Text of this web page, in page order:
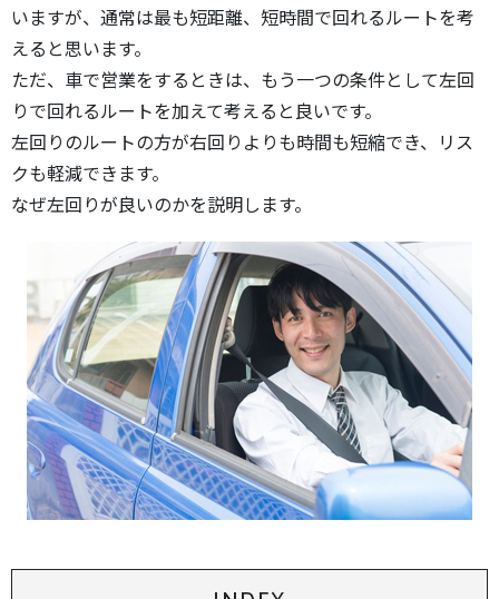
いますが、通常は最も短距離、短時間で回れるルートを考
えると思います。
ただ、車で営業をするときは、もう一つの条件として左回
りで回れるルートを加えて考えると良いです。
左回りのルートの方が右回りよりも時間も短縮でき、リス
クも軽減できます。
なぜ左回りが良いのかを説明します。